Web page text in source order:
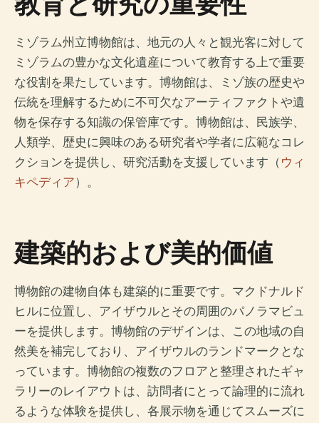
ミゾラム州立博物館は、地元の人々と観光客に対して
ミゾラムの豊かな文化遺産について教育する上で重要
な役割を果たしています。博物館は、ミゾ族の歴史や
伝統を理解するために不可欠なアーティファクトや遺
物を保存する知識の保管庫です。博物館は、民族学、
人類学、歴史に興味のある研究者や学者に広範なコレ
クションを提供し、研究活動を支援しています（ ウィ
キペディア）。
建築的および美的価値
博物館の建物自体も建築的に重要です。マクドナルド
ヒルに位置し、アイザウルとその周囲のパノラマビュ
ーを提供します。博物館のデザインは、この地域の自
然美を補完しており、アイザウルのランドマークとな
っています。博物館の複数のフロアと整理されたギャ
ラリーのレイアウトは、訪問者にとって論理的に流れ
るような体験を提供し、各展示物を通じてスムーズに